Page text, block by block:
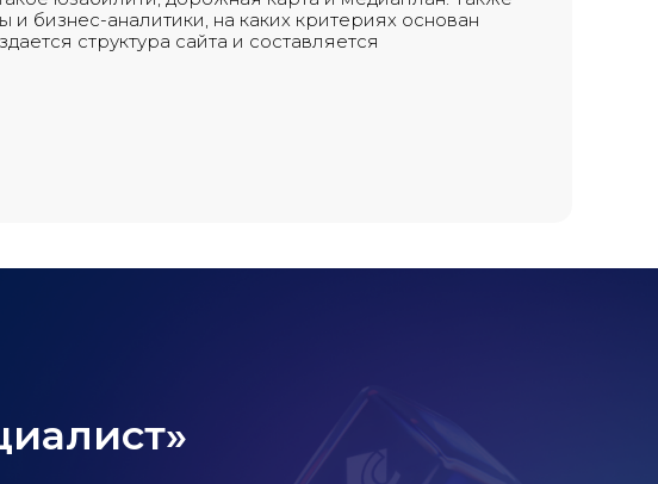
бизнес-аналитики, на каких критериях основан
структура сайта и составляется